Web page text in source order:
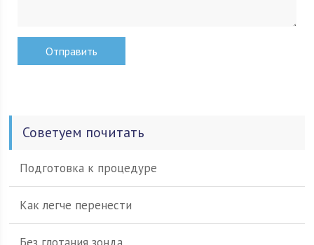
Советуем почитать
Подготовка к процедуре
Как легче перенести